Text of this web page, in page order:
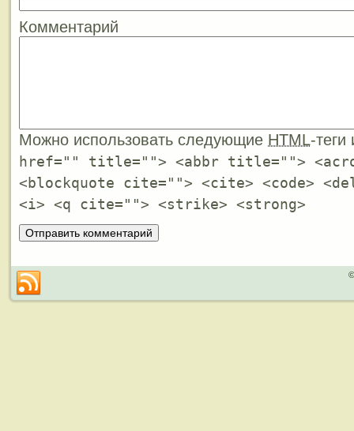
Комментарий
Можно использовать следующие HTML-
href="" title=""> <abbr title="">
<blockquote cite=""> <cite> <code>
<i> <q cite=""> <strike> <strong>